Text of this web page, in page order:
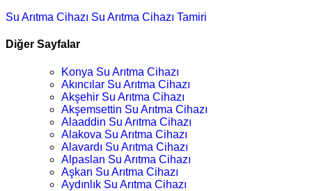
Su Arıtma Cihazı Su Arıtma Cihazı Tamiri
Diğer Sayfalar
Konya Su Arıtma Cihazı
Akıncılar Su Arıtma Cihazı
Akşehir Su Arıtma Cihazı
Akşemsettin Su Arıtma Cihazı
Alaaddin Su Arıtma Cihazı
Alakova Su Arıtma Cihazı
Alavardı Su Arıtma Cihazı
Alpaslan Su Arıtma Cihazı
Aşkan Su Arıtma Cihazı
Aydınlık Su Arıtma Cihazı